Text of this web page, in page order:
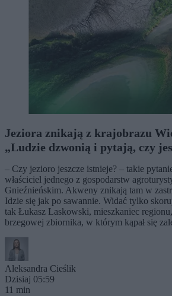
Jeziora znikają z krajobrazu
„Ludzie dzwonią i pytają, czy
– Czy jezioro jeszcze istnieje? – takie
właściciel jednego z gospodarstw
Gnieźnieńskim. Akweny znikają tam w
Idzie się jak po sawannie. Widać tylko
tak Łukasz Laskowski, mieszkaniec
brzegowej zbiornika, w którym kąpał się
Aleksandra Cieślik
Dzisiaj 05:59
11 min